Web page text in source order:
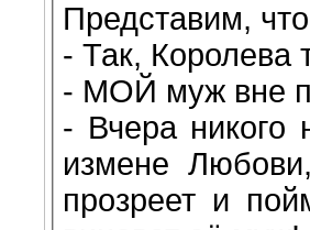
Представим,
- Так, Королева
- МОЙ муж вне
- Вчера никого
измене
прозреет и